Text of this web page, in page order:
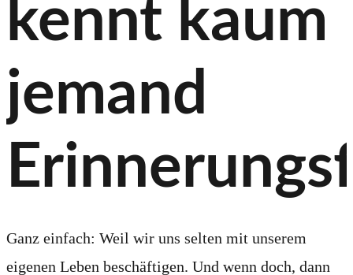
kennt kaum
jemand
Ganz einfach: Weil wir uns selten mit unserem
eigenen Leben beschäftigen. Und wenn doch, dann